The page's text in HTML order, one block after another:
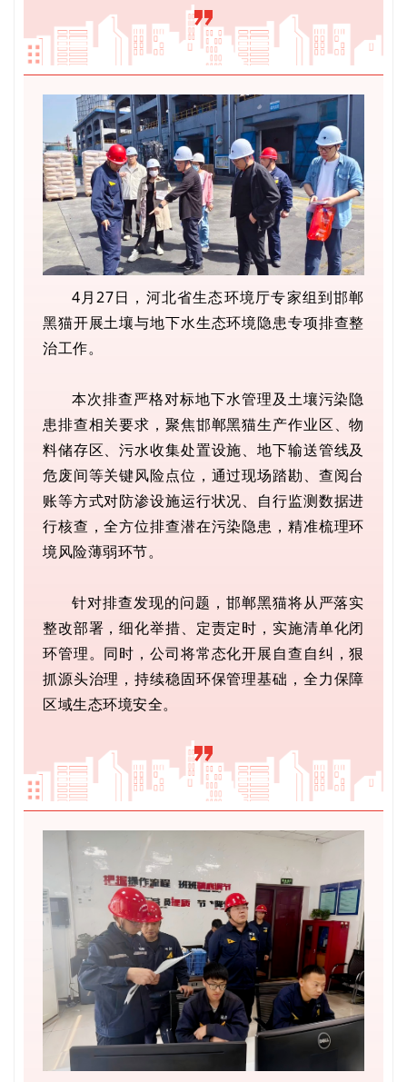
4月27日，河北省生态环境厅专家组到邯郸
黑猫开展土壤与地下水生态环境隐患专项排查整
治工作。
本次排查严格对标地下水管理及土壤污染隐
患排查相关要求，聚焦邯郸黑猫生产作业区、物
料储存区、污水收集处置设施、地下输送管线及
危废间等关键风险点位，通过现场踏勘、查阅台
账等方式对防渗设施运行状况、自行监测数据进
行核查 ，全方位排查潜在污染隐患，精准梳理环
境风险薄弱环节。
针对排查发现的问题，邯郸黑猫将从严落实
整改部署，细化举措、定责定时，实施清单化闭
环管理。同时，公司将常态化开展自查自纠，狠
抓源头治理，持续稳固环保管理基础，全力保障
区域生态环境安全。